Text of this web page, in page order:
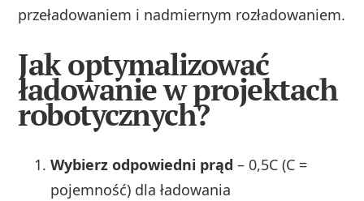
przeładowaniem i nadmiernym rozładowaniem.
Jak optymalizować
ładowanie w projektach
robotycznych?
Wybierz odpowiedni prąd – 0,5C (C =
pojemność) dla ładowania